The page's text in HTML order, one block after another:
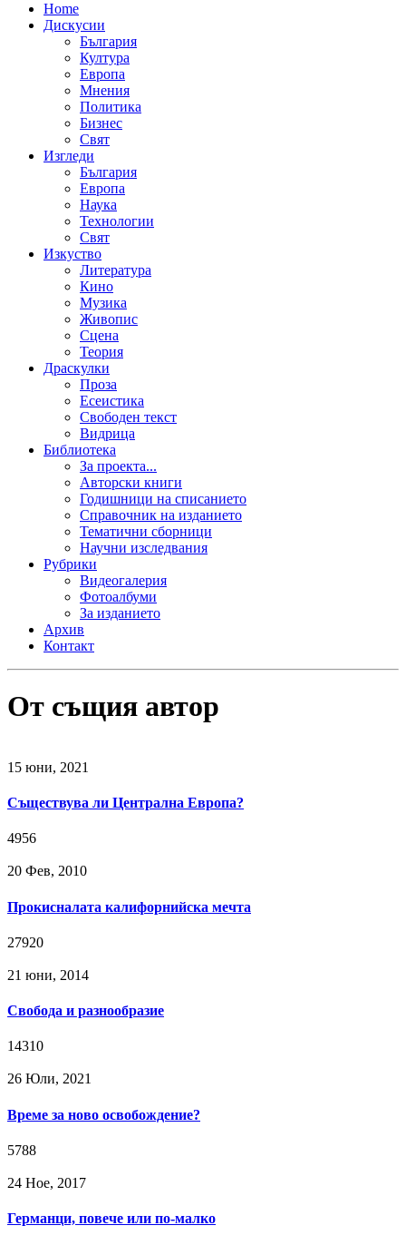
Home
Дискусии
България
Култура
Европа
Мнения
Политика
Бизнес
Свят
Изгледи
България
Европа
Наука
Технологии
Свят
Изкуство
Литература
Кино
Музика
Живопис
Сцена
Теория
Драскулки
Проза
Есеистика
Свободен текст
Видрица
Библиотека
За проекта...
Авторски книги
Годишници на списанието
Справочник на изданието
Тематични сборници
Научни изследвания
Рубрики
Видеогалерия
Фотоалбуми
За изданието
Архив
Контакт
От същия автор
15 юни, 2021
Съществува ли Централна Европа?
4956
20 Фев, 2010
Прокисналата калифорнийска мечта
27920
21 юни, 2014
Свобода и разнообразие
14310
26 Юли, 2021
Време за ново освобождение?
5788
24 Ное, 2017
Германци, повече или по-малко